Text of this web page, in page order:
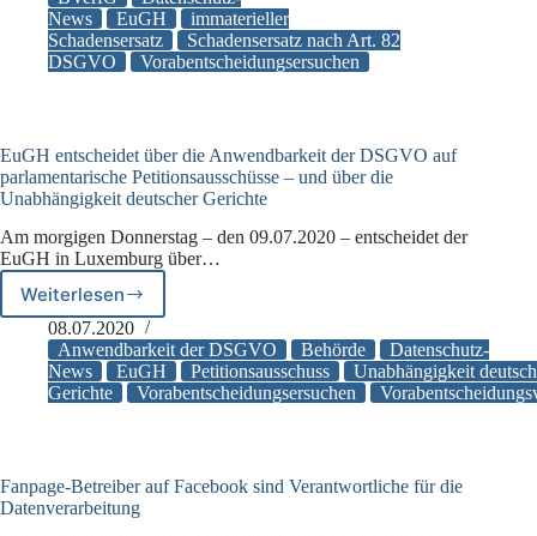
EuGH
wegen
Schadensersatz
News
EuGH
immaterieller
Schadensersatz
Schadensersatz nach Art. 82
DSGVO
Vorabentscheidungsersuchen
EuGH entscheidet über die Anwendbarkeit der DSGVO auf
parlamentarische Petitionsausschüsse – und über die
Unabhängigkeit deutscher Gerichte
Am morgigen Donnerstag – den 09.07.2020 – entscheidet der
EuGH in Luxemburg über…
Weiterlesen
EuGH
entscheidet
über
die
Anwendbarkeit
parlamentarische
Petitionsausschüsse
08.07.2020
Anwendbarkeit der DSGVO
Behörde
Datenschutz-
News
EuGH Petitionsausschuss
Unabhängigkeit
Gerichte
Vorabentscheidungsersuchen
Fanpage-Betreiber auf Facebook sind Verantwortliche für die
Datenverarbeitung